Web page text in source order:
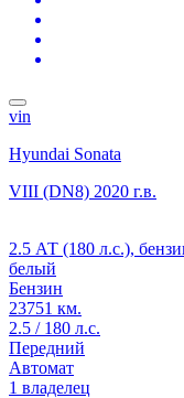
vin
Hyundai Sonata
VIII (DN8) 2020 г.в.
2.5 АТ (180 л.с.),
белый
Бензин
23751 км.
2.5 / 180 л.с.
Передний
Автомат
1 владелец